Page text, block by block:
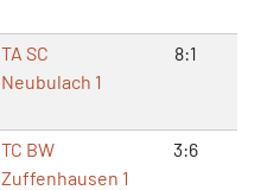
TA SC
Neubulach 1
8:1
TC BW
Zuffenhausen 1
3:6